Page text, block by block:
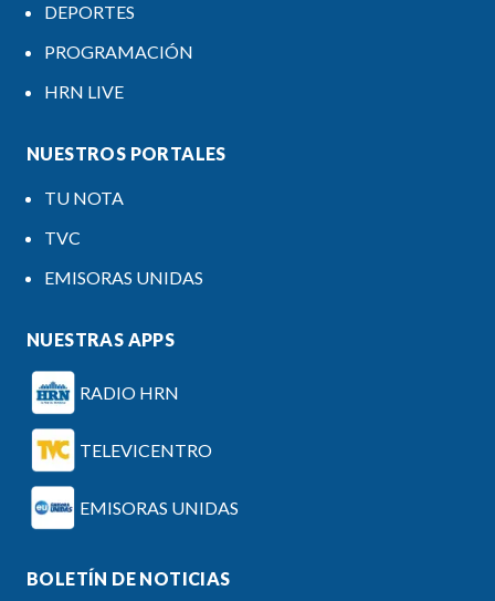
DEPORTES
PROGRAMACIÓN
HRN LIVE
NUESTROS PORTALES
TU NOTA
TVC
EMISORAS UNIDAS
NUESTRAS APPS
RADIO HRN
TELEVICENTRO
EMISORAS UNIDAS
BOLETÍN DE NOTICIAS